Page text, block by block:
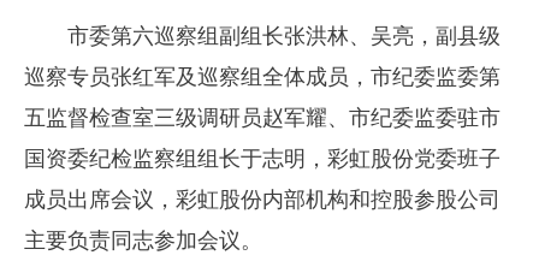
市委第六巡察组副组长张洪林、吴亮，副县级
巡察专员张红军及巡察组全体成员，市纪委监委第
五监督检查室三级调研员赵军耀、市纪委监委驻市
国资委纪检监察组组长于志明，彩虹股份党委班子
成员出席会议，彩虹股份内部机构和控股参股公司
主要负责同志参加会议。